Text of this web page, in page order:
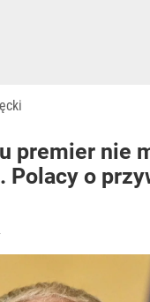
premier nie
Polacy o